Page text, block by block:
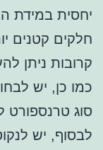
יחסית במידת
חלקים קטנים
קרובות ניתן
כמו כן, יש
סוג טרנספורט
לבסוף, יש